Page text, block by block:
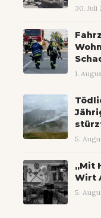
30. Juli
1.
5.
„Mit
Wirt
5.